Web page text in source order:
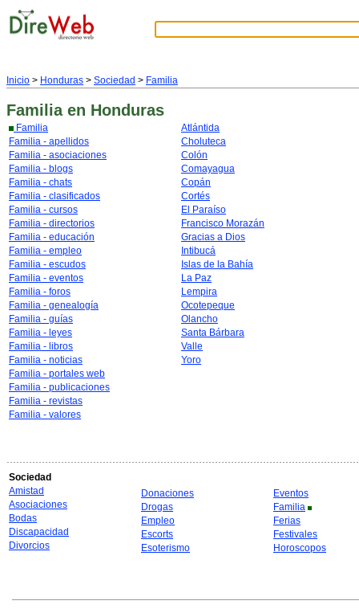
Inicio > Honduras > Sociedad > Familia
Familia en Honduras
Familia
Familia - apellidos
Familia - asociaciones
Familia - blogs
Familia - chats
Familia - clasificados
Familia - cursos
Familia - directorios
Familia - educación
Familia - empleo
Familia - escudos
Familia - eventos
Familia - foros
Familia - genealogía
Familia - guías
Familia - leyes
Familia - libros
Familia - noticias
Familia - portales web
Familia - publicaciones
Familia - revistas
Familia - valores
Atlántida
Choluteca
Colón
Comayagua
Copán
Cortés
El Paraíso
Francisco Morazán
Gracias a Dios
Intibucá
Islas de la Bahía
La Paz
Lempira
Ocotepeque
Olancho
Santa Bárbara
Valle
Yoro
Sociedad
Amistad
Asociaciones
Bodas
Discapacidad
Divorcios
Donaciones
Drogas
Empleo
Escorts
Esoterismo
Eventos
Familia
Ferias
Festivales
Horoscopos